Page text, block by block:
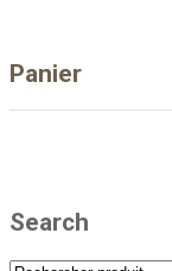
Panier
Search